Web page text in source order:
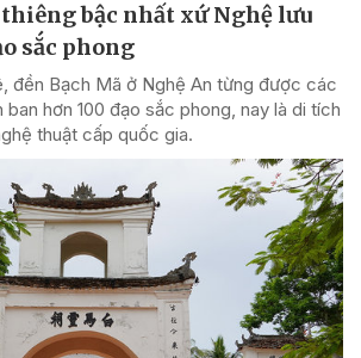
bậc nhất xứ Nghệ lưu
sắc phong
đền Bạch Mã ở Nghệ An từng được các
hơn 100 đạo sắc phong, nay là di tích
thuật cấp quốc gia.